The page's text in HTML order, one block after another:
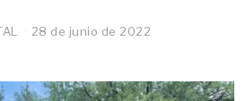
28 de junio de 2022